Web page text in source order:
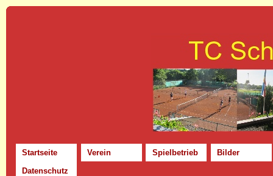
Startseite Verein Spielbetrieb
Bilder
Datenschutz